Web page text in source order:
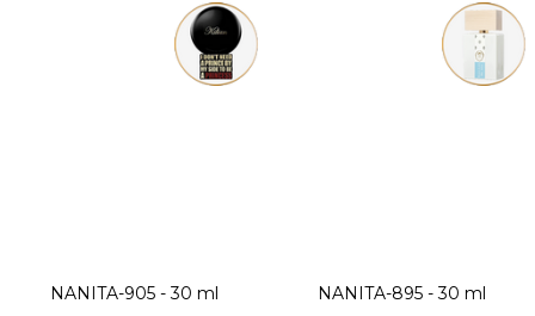
NANITA-905 - 30 ml NANITA-895 - 30 ml